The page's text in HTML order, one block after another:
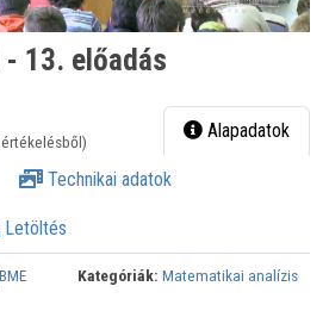
13. előadás
Alapadatok
Technikai adatok
Letöltés
Kategóriák: Matematikai analízis